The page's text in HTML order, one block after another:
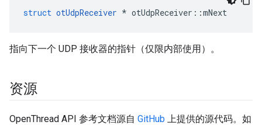
struct otUdpReceiver * otUdpReceiver ::mNext
指向下一个 UDP 接收器的指针（仅限内部使用）。
资源
OpenThread API 参考文档源自 GitHub 上提供的源代码。如